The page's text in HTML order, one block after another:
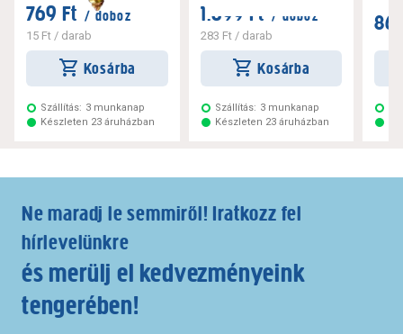
769 Ft / doboz
15 Ft / darab
Kosárba
Szállítás: 3 munkanap
Készleten 23 áruházban
1.699 Ft / doboz
283 Ft/ darab
Kosárba
Szállítás: 3 munkanap
Készleten 23 áruházban
Ne maradj le semmiről! Iratkozz fel
hírlevelünkre
és merülj el kedvezményeink
tengerében!